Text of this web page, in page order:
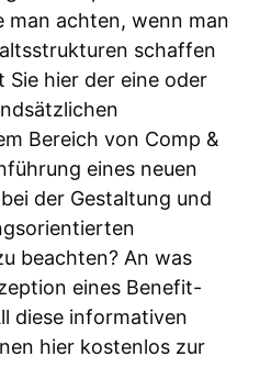
man achten, wenn man
schaffen
hier der eine oder
Bereich von Comp &
eines neuen
der Gestaltung und
beachten? An was
eines Benefit-
diese informativen
hier kostenlos zur